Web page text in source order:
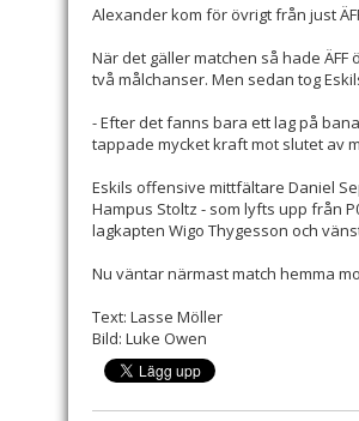
Alexander kom för övrigt från just
När det gäller matchen så hade
två målchanser. Men sedan tog
- Efter det fanns bara ett lag på
tappade mycket kraft mot slutet av
Eskils offensive mittfältare Daniel
Hampus Stoltz - som lyfts upp från
lagkapten Wigo Thygesson och
Nu väntar närmast match hemma
Text: Lasse Möller
Bild: Luke Owen